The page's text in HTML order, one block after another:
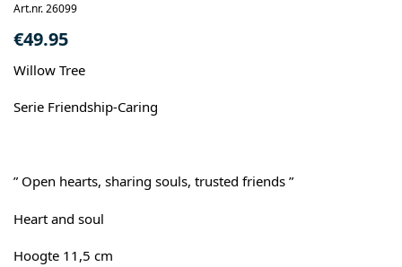
Art.nr. 26099
€49.95
Willow Tree
Serie Friendship-Caring
” Open hearts, sharing souls, trusted friends ”
Heart and soul
Hoogte 11,5 cm